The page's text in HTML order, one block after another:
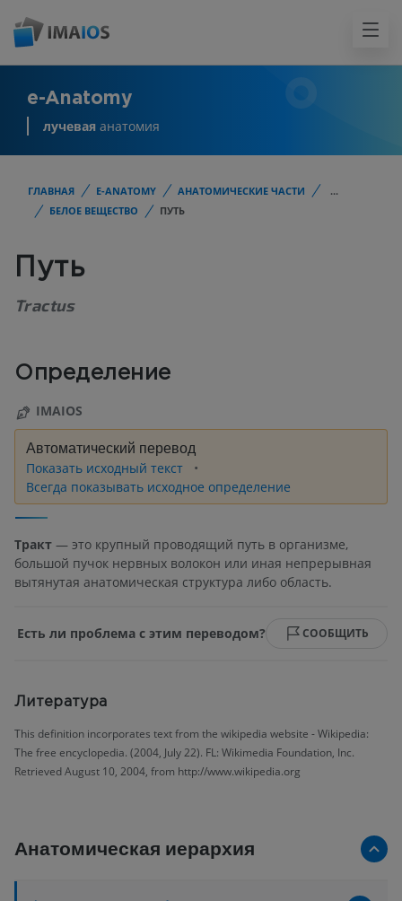
e-Anatomy
лучевая анатомия
ГЛАВНАЯ E-ANATOMY АНАТОМИЧЕСКИЕ ЧАСТИ
...
БЕЛОЕ ВЕЩЕСТВО
ПУТЬ
Путь
Tractus
Определение
IMAIOS
Автоматический перевод
Показать исходный текст
Всегда показывать исходное определение
Тракт — это крупный проводящий путь в организме,
большой пучок нервных волокон или иная непрерывная
вытянутая анатомическая структура либо область.
Есть ли проблема с этим переводом? СООБЩИТЬ
Литература
This definition incorporates text from the wikipedia website - Wikipedia:
The free encyclopedia. (2004, July 22). FL: Wikimedia Foundation, Inc.
Retrieved August 10, 2004, from http://www.wikipedia.org
Анатомическая иерархия